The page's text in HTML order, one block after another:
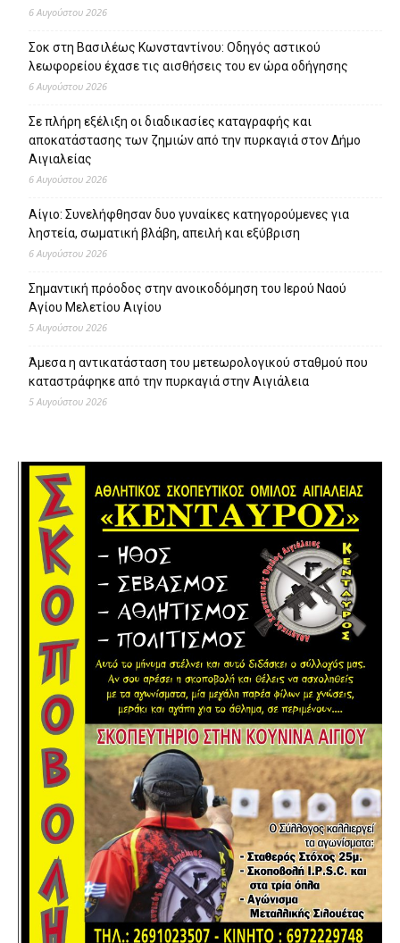
6 Αυγούστου 2026
Σοκ στη Βασιλέως Κωνσταντίνου: Οδηγός αστικού
λεωφορείου έχασε τις αισθήσεις του εν ώρα οδήγησης
6 Αυγούστου 2026
Σε πλήρη εξέλιξη οι διαδικασίες καταγραφής και
αποκατάστασης των ζημιών από την πυρκαγιά στον Δήμο
Αιγιαλείας
6 Αυγούστου 2026
Αίγιο: Συνελήφθησαν δυο γυναίκες κατηγορούμενες για
ληστεία, σωματική βλάβη, απειλή και εξύβριση
6 Αυγούστου 2026
Σημαντική πρόοδος στην ανοικοδόμηση του Ιερού Ναού
Αγίου Μελετίου Αιγίου
5 Αυγούστου 2026
Άμεσα η αντικατάσταση του μετεωρολογικού σταθμού που
καταστράφηκε από την πυρκαγιά στην Αιγιάλεια
5 Αυγούστου 2026